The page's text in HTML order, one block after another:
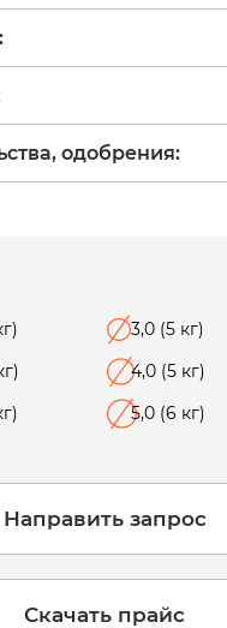
одобрения:
3,0 (5 кг)
4,0 (5 кг)
5,0 (6 кг)
Направить запрос
Скачать прайс